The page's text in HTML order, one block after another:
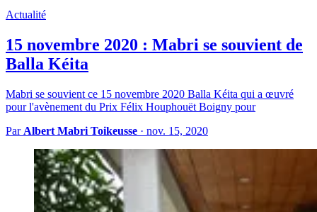
Actualité
15 novembre 2020 : Mabri se souvient de
Balla Kéita
Mabri se souvient ce 15 novembre 2020 Balla Kéita qui a œuvré
pour l'avènement du Prix Félix Houphouët Boigny pour
Par Albert Mabri Toikeusse · nov. 15, 2020